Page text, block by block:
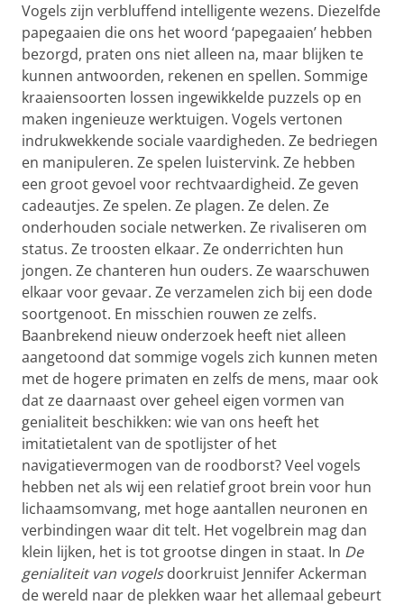
Vogels zijn verbluffend intelligente wezens. Diezelfde
papegaaien die ons het woord ‘papegaaien’ hebben
bezorgd, praten ons niet alleen na, maar blijken te
kunnen antwoorden, rekenen en spellen. Sommige
kraaiensoorten lossen ingewikkelde puzzels op en
maken ingenieuze werktuigen. Vogels vertonen
indrukwekkende sociale vaardigheden. Ze bedriegen
en manipuleren. Ze spelen luistervink. Ze hebben
een groot gevoel voor rechtvaardigheid. Ze geven
cadeautjes. Ze spelen. Ze plagen. Ze delen. Ze
onderhouden sociale netwerken. Ze rivaliseren om
status. Ze troosten elkaar. Ze onderrichten hun
jongen. Ze chanteren hun ouders. Ze waarschuwen
elkaar voor gevaar. Ze verzamelen zich bij een dode
soortgenoot. En misschien rouwen ze zelfs.
Baanbrekend nieuw onderzoek heeft niet alleen
aangetoond dat sommige vogels zich kunnen meten
met de hogere primaten en zelfs de mens, maar ook
dat ze daarnaast over geheel eigen vormen van
genialiteit beschikken: wie van ons heeft het
imitatietalent van de spotlijster of het
navigatievermogen van de roodborst? Veel vogels
hebben net als wij een relatief groot brein voor hun
lichaamsomvang, met hoge aantallen neuronen en
verbindingen waar dit telt. Het vogelbrein mag dan
klein lijken, het is tot grootse dingen in staat. In De
genialiteit van vogelsdoorkruist Jennifer Ackerman
de wereld naar de plekken waar het allemaal gebeurt